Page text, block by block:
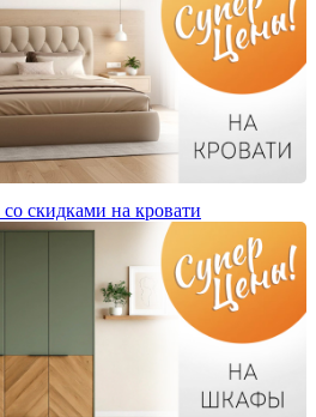
скидками на кровати